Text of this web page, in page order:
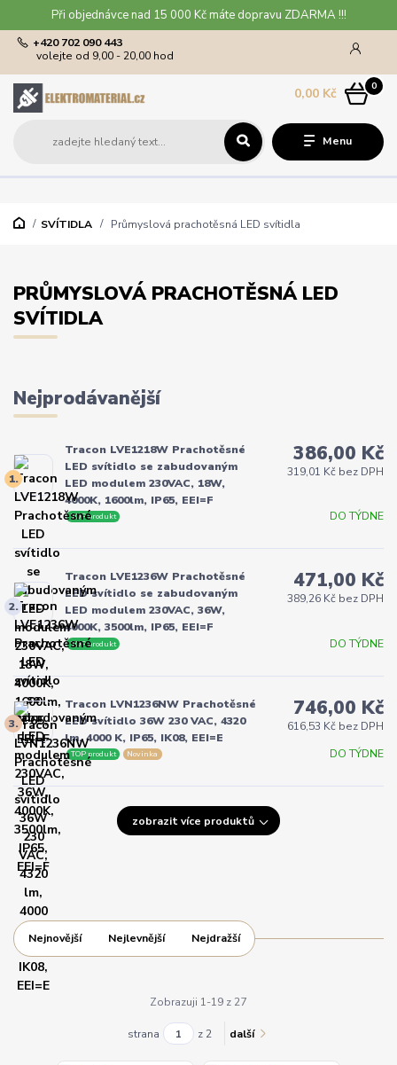
Při objednávce nad 15 000 Kč máte dopravu ZDARMA !!!
Menu
+420 702 090 443
volejte od 9,00 - 20,00 hod
0
0,00 Kč
SVÍTIDLA Průmyslová prachotěsná LED svítidla
PRŮMYSLOVÁ PRACHOTĚSNÁ LED
SVÍTIDLA
Nejprodávanější
1.
Tracon LVE1218W Prachotěsné
LED svítidlo se zabudovaným
LED modulem 230VAC, 18W,
4000K, 1600lm, IP65, EEI=F
DO TÝDNE
TOP produkt
386,00 Kč
319,01 Kč bez DPH
2.
Tracon LVE1236W Prachotěsné
LED svítidlo se zabudovaným
LED modulem 230VAC, 36W,
4000K, 3500lm, IP65, EEI=F
DO TÝDNE
TOP produkt
471,00 Kč
389,26 Kč bez DPH
3.
Tracon LVN1236NW Prachotěsné
LED svítidlo 36W 230 VAC, 4320
lm, 4000 K, IP65, IK08, EEI=E
DO TÝDNE
TOP produkt Novinka
746,00 Kč
616,53 Kč bez DPH
zobrazit více produktů
Nejnovější Nejlevnější Nejdražší
Zobrazuji 1-19 z 27
strana z 2 další